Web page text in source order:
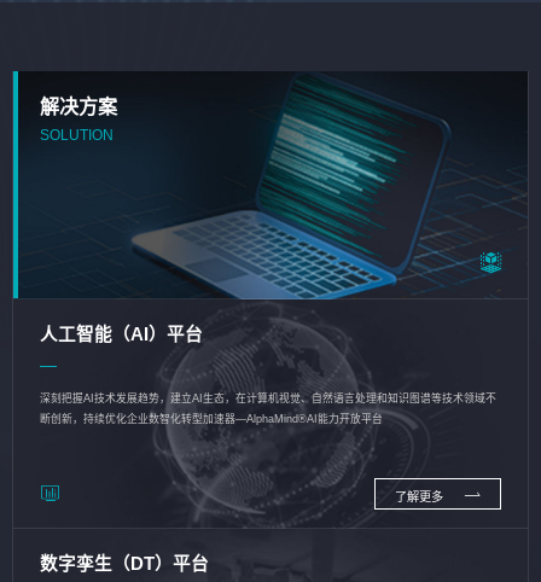
解决方案
SOLUTION
人工智能（AI）平台
深刻把握AI技术发展趋势，建立AI生态，在计算机视觉、自然语言处理和知识图谱等技术领域不
断创新，持续优化企业数智化转型加速器—AlphaMind®AI能力开放平台
了解更多
数字孪生（DT）平台